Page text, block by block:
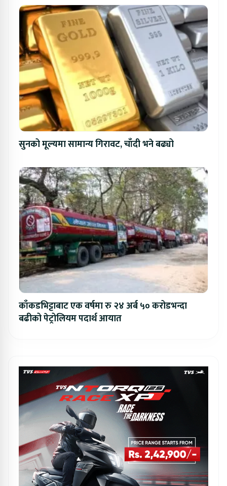
सुनको मूल्यमा सामान्य गिरावट, चाँदी भने बढ्यो
काँकडभिट्टाबाट एक वर्षमा रु २४ अर्ब ५० करोडभन्दा
बढीको पेट्रोलियम पदार्थ आयात